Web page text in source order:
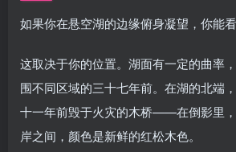
如果你在悬空湖的边缘俯身凝望，你能
这取决于你的位置。湖面有一定的曲率
围不同区域的三十七年前。在湖的北端
十一年前毁于火灾的木桥——在倒影里
岸之间，颜色是新鲜的红松木色。